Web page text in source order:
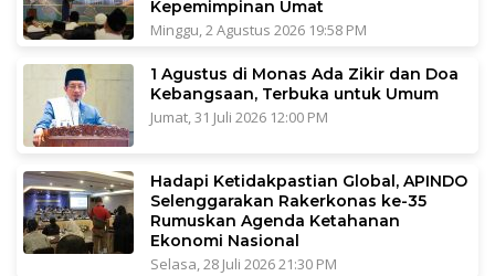
Kepemimpinan Umat
Minggu, 2 Agustus 2026 19:58 PM
1 Agustus di Monas Ada Zikir dan Doa
Kebangsaan, Terbuka untuk Umum
Jumat, 31 Juli 2026 12:00 PM
Hadapi Ketidakpastian Global, APINDO
Selenggarakan Rakerkonas ke-35
Rumuskan Agenda Ketahanan
Ekonomi Nasional
Selasa, 28 Juli 2026 21:30 PM